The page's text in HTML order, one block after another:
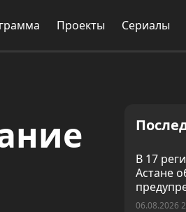
Проекты Сериалы
В 17
Астане
06.08.2026